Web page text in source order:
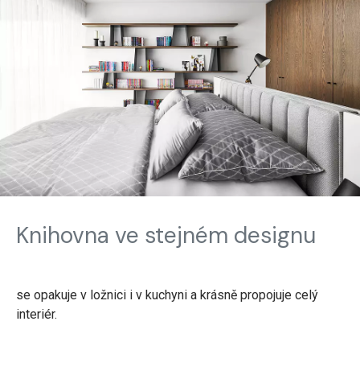
Knihovna ve stejném designu
se opakuje v ložnici i v kuchyni a krásně propojuje celý
interiér.